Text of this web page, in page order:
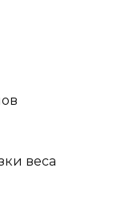
веса